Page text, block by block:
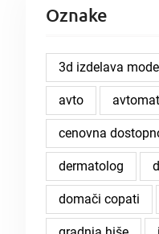
Oznake
3d izdelava
avto
cenovna
dermatolog
domači copati